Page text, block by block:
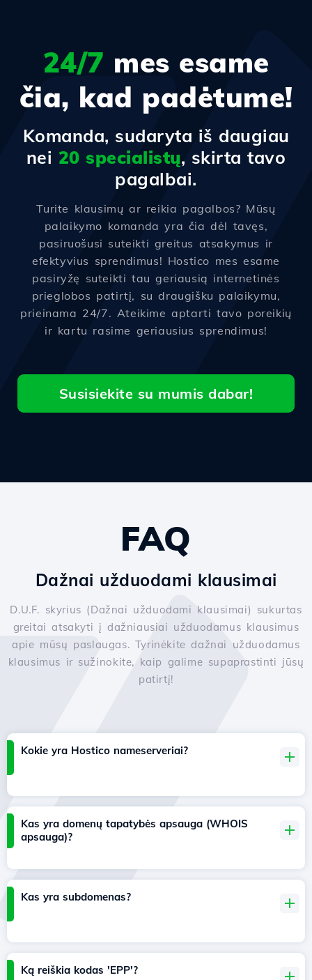
24/7 mes esame
čia, kad padėtume!
Komanda, sudaryta iš daugiau
nei 20 specialistų, skirta tavo
pagalbai.
Turite klausimų ar reikia pagalbos? Mūsų
palaikymo komanda yra čia dėl tavęs,
pasiruošusi suteikti greitus atsakymus ir
efektyvius sprendimus! Hostico mes esame
pasiryžę suteikti tau geriausią internetinės
prieglobos patirtį, su draugišku palaikymu,
prieinama 24/7. Ateikime aptarti tavo poreikių
ir kartu rasime geriausius sprendimus!
Susisiekite su mumis dabar!
FAQ
Dažnai užduodami klausimai
D.U.F. skyrius (Dažnai užduodami klausimai) sukurtas
greitai atsakyti į dažniausiai užduodamus klausimus
apie mūsų paslaugas. Tyrinėkite dažnai užduodamus
klausimus ir sužinokite, kaip galime supaprastinti jūsų
patirtį!
Kokie yra Hostico nameserveriai?
Kas yra domenų tapatybės apsauga (WHOIS
apsauga)?
Kas yra subdomenas?
Ką reiškia kodas 'EPP'?